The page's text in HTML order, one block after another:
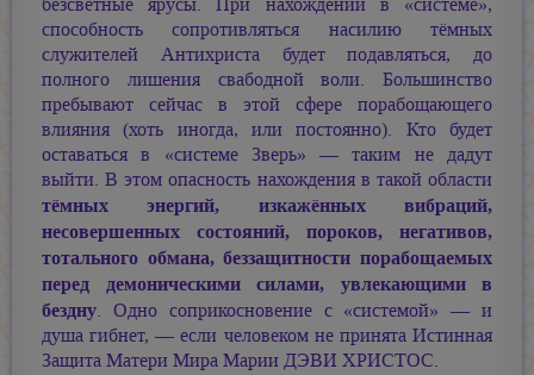
безсветные ярусы. При нахождении в «системе»,
способность сопротивляться насилию тёмных
служителей Антихриста будет подавляться, до
полного лишения свабодной воли. Большинство
пребывают сейчас в этой сфере порабощающего
влияния (хоть иногда, или постоянно). Кто будет
оставаться в «системе Зверь» — таким не дадут
выйти. В этом опасность нахождения в такой области
тёмных энергий, изкажённых вибраций,
несовершенных состояний, пороков, негативов,
тотального обмана, беззащитности порабощаемых
перед демоническими силами, увлекающими в
бездну. Одно соприкосновение с «системой» — и
душа гибнет, — если человеком не принята Истинная
Защита Матери Мира Марии ДЭВИ ХРИСТОС.